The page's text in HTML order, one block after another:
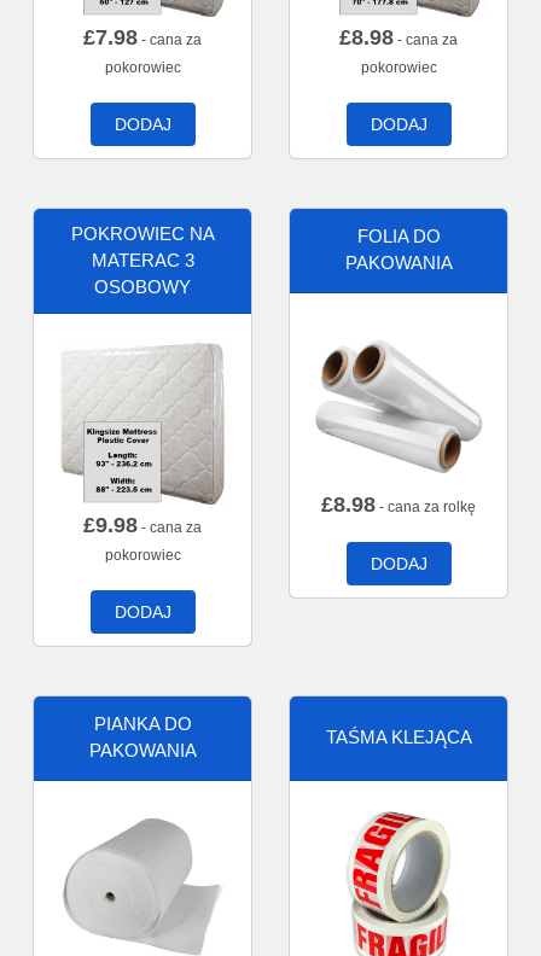
£7.98 - cana za
pokorowiec
DODAJ
£8.98 - cana za
pokorowiec
DODAJ
POKROWIEC NA
MATERAC 3
OSOBOWY
£9.98 - cana za
pokorowiec
DODAJ
FOLIA DO
PAKOWANIA
£8.98 - cana za rolkę
DODAJ
PIANKA DO
PAKOWANIA
TAŚMA KLEJĄCA